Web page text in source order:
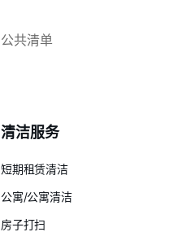
公共清单
清洁服务
短期租赁清洁
公寓/公寓清洁
房子打扫